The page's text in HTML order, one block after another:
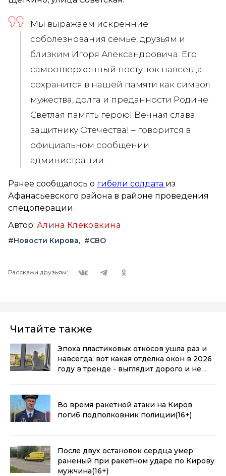
Мы выражаем искренние
соболезнования семье, друзьям и
близким Игоря Александровича. Его
самоотверженный поступок навсегда
сохранится в нашей памяти как символ
мужества, долга и преданности Родине.
Светлая память герою! Вечная слава
защитнику Отечества! – говорится в
официальном сообщении
администрации.
Ранее сообщалось о гибели солдата из
Афанасьевского района в районе проведения
спецоперации.
Автор: Алина Клековкина
#Новости Кирова #СВО
Расскажи друзьям:
Читайте также
Эпоха пластиковых откосов ушла раз и
навсегда: вот какая отделка окон в 2026
году в тренде - выглядит дорого и не
Во время ракетной атаки на Киров
погиб подполковник полиции(16+)
После двух остановок сердца умер
раненый при ракетном ударе по Кирову
мужчина(16+)